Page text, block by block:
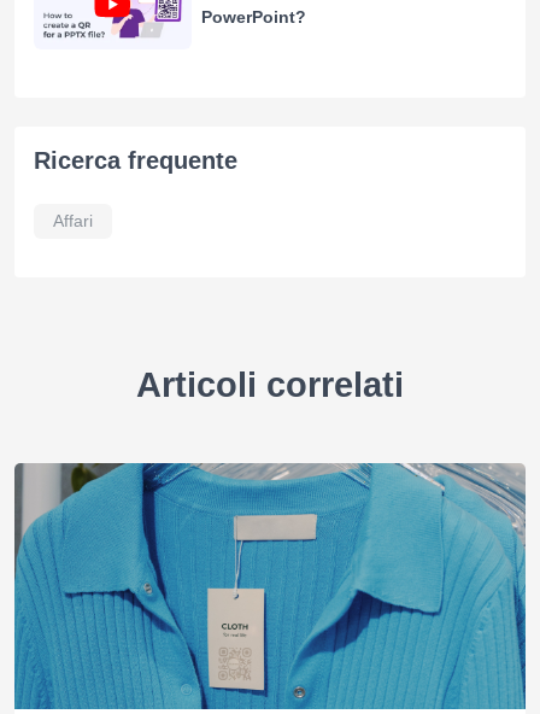
PowerPoint?
Ricerca frequente
Affari
Articoli correlati